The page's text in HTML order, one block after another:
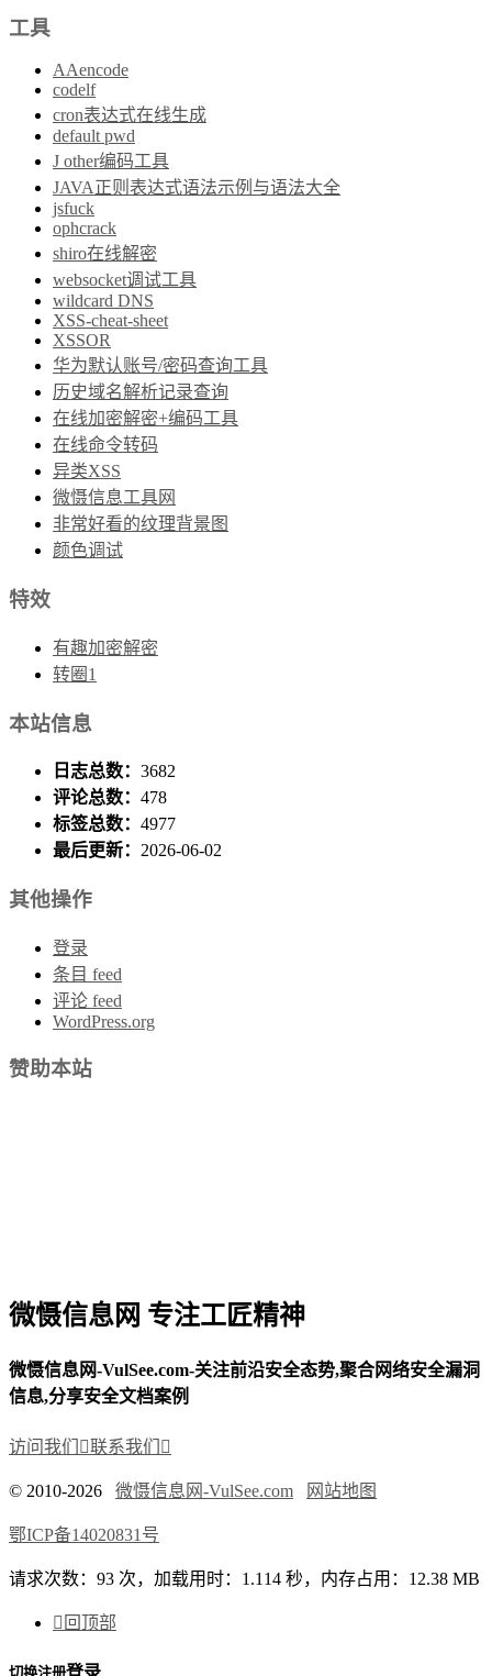
工具
AAencode
codelf
cron表达式在线生成
default pwd
J other编码工具
JAVA正则表达式语法示例与语法大全
jsfuck
ophcrack
shiro在线解密
websocket调试工具
wildcard DNS
XSS-cheat-sheet
XSSOR
华为默认账号/密码查询工具
历史域名解析记录查询
在线加密解密+编码工具
在线命令转码
异类XSS
微慑信息工具网
非常好看的纹理背景图
颜色调试
特效
有趣加密解密
转圈1
本站信息
日志总数： 3682
评论总数： 478
标签总数： 4977
最后更新： 2026-06-02
其他操作
登录
条目 feed
评论 feed
WordPress.org
赞助本站
微慑信息网 专注工匠精神
微慑信息网-VulSee.com-关注前沿安全态势,聚合网络安全漏洞
信息,分享安全文档案例
访问我们 联系我们 
© 2010-2026 微慑信息网-VulSee.com 网站地图
鄂ICP备14020831号
请求次数：93 次，加载用时：1.114 秒，内存占用：12.38 MB
 回顶部
登录